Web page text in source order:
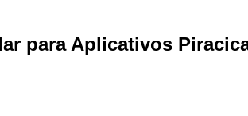
para Aplicativos